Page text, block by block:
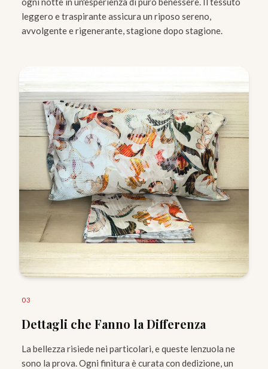
leggero e traspirante assicura un riposo sereno,
avvolgente e rigenerante, stagione dopo stagione.
03
Dettagli che Fanno la Differenza
La bellezza risiede nei particolari, e queste lenzuola ne
sono la prova. Ogni finitura è curata con dedizione, un